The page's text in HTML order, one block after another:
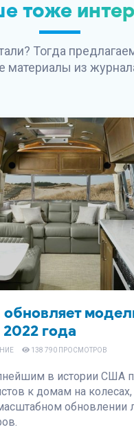
тоже
Тогда
материалы из
года
138 790 ПРОСМОТРОВ
в истории США
к домам на
обновлении